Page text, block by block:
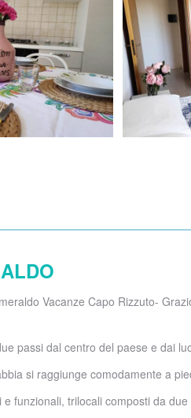
Vacanze Capo Rizzuto-
passi dal centro del paese e dai
si raggiunge comodamente a
funzionali, trilocali composti da